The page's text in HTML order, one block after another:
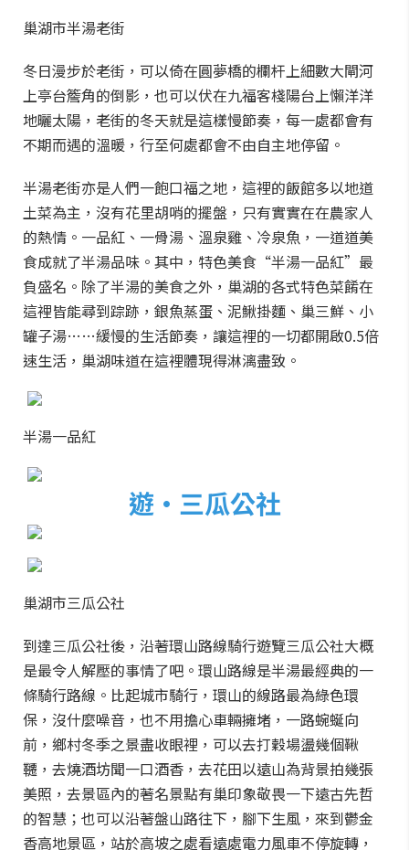
巢湖市半湯老街
冬日漫步於老街，可以倚在圓夢橋的欄杆上細數大閘河
上亭台簷角的倒影，也可以伏在九福客棧陽台上懶洋洋
地曬太陽，老街的冬天就是這樣慢節奏，每一處都會有
不期而遇的溫暖，行至何處都會不由自主地停留。
半湯老街亦是人們一飽口福之地，這裡的飯館多以地道
土菜為主，沒有花里胡哨的擺盤，只有實實在在農家人
的熱情。一品紅、一骨湯、溫泉雞、冷泉魚，一道道美
食成就了半湯品味。其中，特色美食“半湯一品紅”最
負盛名。除了半湯的美食之外，巢湖的各式特色菜餚在
這裡皆能尋到踪跡，銀魚蒸蛋、泥鰍掛麵、巢三鮮、小
罐子湯……緩慢的生活節奏，讓這裡的一切都開啟0.5倍
速生活，巢湖味道在這裡體現得淋漓盡致。
半湯一品紅
遊·三瓜公社
巢湖市三瓜公社
到達三瓜公社後，沿著環山路線騎行遊覽三瓜公社大概
是最令人解壓的事情了吧。環山路線是半湯最經典的一
條騎行路線。比起城市騎行，環山的線路最為綠色環
保，沒什麼噪音，也不用擔心車輛擁堵，一路蜿蜒向
前，鄉村冬季之景盡收眼裡，可以去打穀場盪幾個鞦
韆，去燒酒坊聞一口酒香，去花田以遠山為背景拍幾張
美照，去景區內的著名景點有巢印象敬畏一下遠古先哲
的智慧；也可以沿著盤山路往下，腳下生風，來到鬱金
香高地景區，站於高坡之處看遠處電力風車不停旋轉，